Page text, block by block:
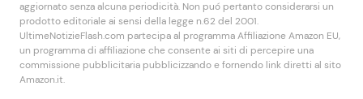
aggiornato senza alcuna periodicità. Non puó pertanto considerarsi un
prodotto editoriale ai sensi della legge n.62 del 2001.
UltimeNotizieFlash.com partecipa al programma Affiliazione Amazon EU,
un programma di affiliazione che consente ai siti di percepire una
commissione pubblicitaria pubblicizzando e fornendo link diretti al sito
Amazon.it.